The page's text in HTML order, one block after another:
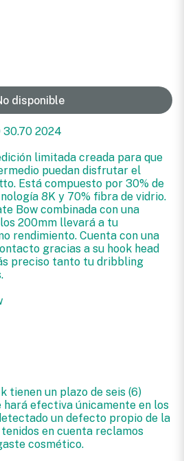
disponible
30.70 2024
limitada creada para que
puedan disfrutar el
Está compuesto por 30% de
8K y 70% fibra de vidrio.
Bow combinada con una
200mm llevará a tu
rendimiento. Cuenta con una
gracias a su hook head
preciso tanto tu dribbling
tienen un plazo de seis (6)
hará efectiva únicamente en los
un defecto propio de la
en cuenta reclamos
cosmético.